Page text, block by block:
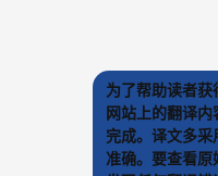
为了帮助读者
网站上的翻译内
完成。译文多采
准确。要查看原